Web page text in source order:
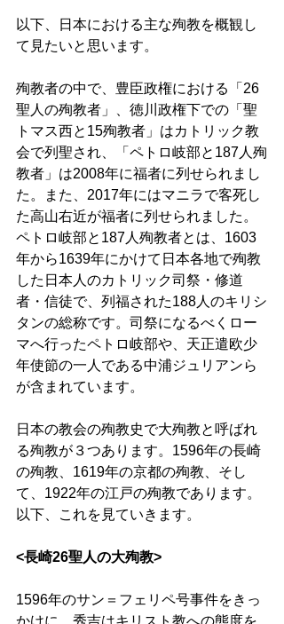
以下、日本における主な殉教を概観し
て見たいと思います。
殉教者の中で、豊臣政権における「26
聖人の殉教者」、徳川政権下での「聖
トマス西と15殉教者」はカトリック教
会で列聖され、「ペトロ岐部と187人殉
教者」は2008年に福者に列せられまし
た。また、2017年にはマニラで客死し
た高山右近が福者に列せられました。
ペトロ岐部と187人殉教者とは、1603
年から1639年にかけて日本各地で殉教
した日本人のカトリック司祭・修道
者・信徒で、列福された188人のキリシ
タンの総称です。司祭になるべくロー
マへ行ったペトロ岐部や、天正遣欧少
年使節の一人である中浦ジュリアンら
が含まれています。
日本の教会の殉教史で大殉教と呼ばれ
る殉教が３つあります。1596年の長崎
の殉教、1619年の京都の殉教、そし
て、1922年の江戸の殉教であります。
以下、これを見ていきます。
<長崎26聖人の大殉教>
1596年のサン＝フェリペ号事件をきっ
かけに、秀吉はキリスト教への態度を